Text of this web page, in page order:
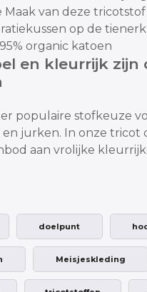
Maak van deze
op de
organic katoen
en kleurrijk zijn
populaire stofkeuze
en jurken. In onze tricot
aan vrolijke
doelpunt
Meisjeskleding